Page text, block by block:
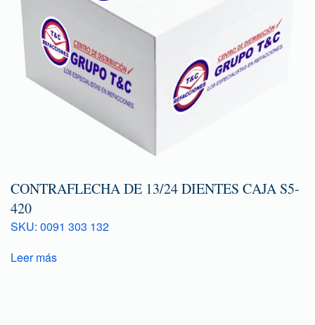
CONTRAFLECHA DE 13/24 DIENTES CAJA S5-
420
SKU: 0091 303 132
Leer más